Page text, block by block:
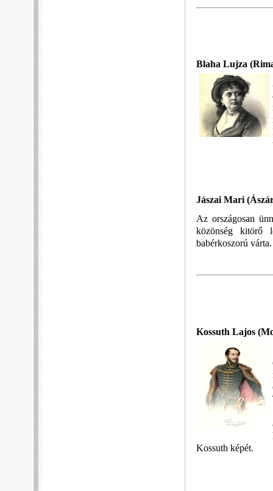
Blaha Lujza
Jászai Mari
Az országosan
közönség kitörő
babérkoszorú várta.
Kossuth Lajos
Kossuth képét.